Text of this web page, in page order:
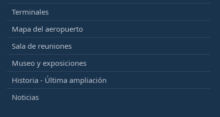
Terminales
Mapa del aeropuerto
Sala de reuniones
Museo y exposiciones
Historia - Última ampliación
Noticias